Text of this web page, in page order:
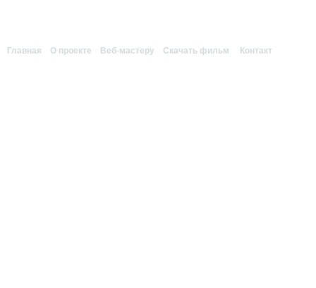
Главная О проекте Веб-мастеру Скачать фильм Контакт